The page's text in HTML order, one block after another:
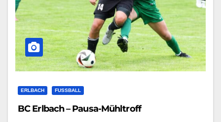
ERLBACH FUSSBALL
BC Erlbach – Pausa-Mühltroff